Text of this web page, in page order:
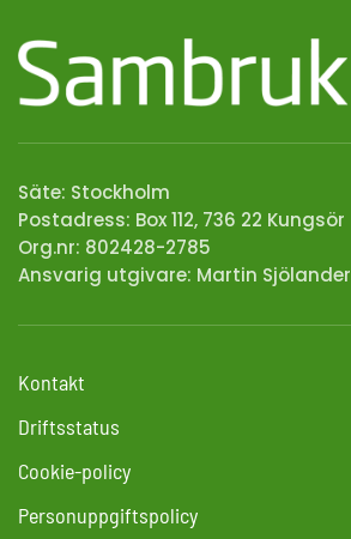
Säte: Stockholm
Postadress: Box 112, 736 22 Kungsör
Org.nr: 802428-2785
Ansvarig utgivare: Martin Sjölander
Kontakt
Driftsstatus
Cookie-policy
Personuppgiftspolicy